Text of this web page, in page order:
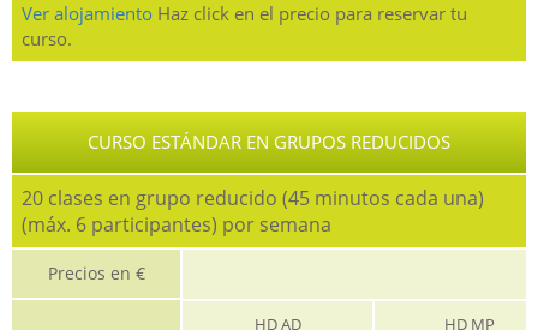
Ver alojamiento Haz click en el precio para reservar tu
curso.
CURSO ESTÁNDAR EN GRUPOS REDUCIDOS
20 clases en grupo reducido (45 minutos cada una)
(máx. 6 participantes) por semana
Precios en €
HD AD
HD MP